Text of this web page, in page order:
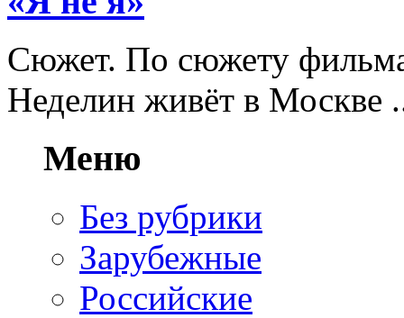
Сюжет. По сюжету
Неделин живёт в Москве
Меню
Без рубрики
Зарубежные
Российские